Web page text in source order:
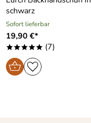
schwarz
Sofort lieferbar
19,90 €*
***** (7)